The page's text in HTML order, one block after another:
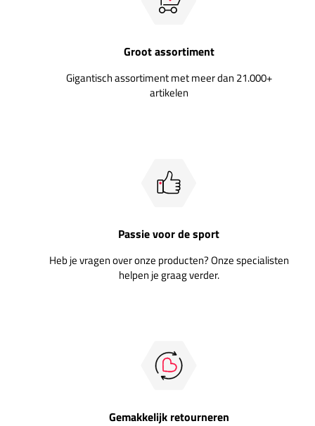
Groot assortiment
Gigantisch assortiment met meer dan 21.000+
artikelen
Passie voor de sport
Heb je vragen over onze producten? Onze specialisten
helpen je graag verder.
Gemakkelijk retourneren